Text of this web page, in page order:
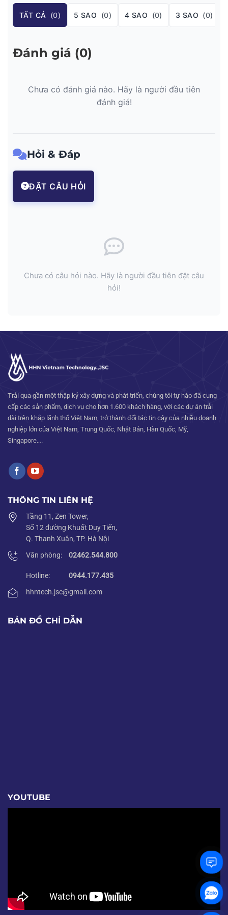
Vùng phủ sóng: 75±15/60±15 độ (Theo phương ngang)
và 73/60 độ (Theo phương dọc)
Chỉ số nhiễu PIM IM3 thấp
Trở Kháng 50Ω
Hình ảnh Ăng-ten bảng định hướng treo tường trong nhà 698-
Thông số kỹ thuật môi trường của Ăng-ten bảng
định hướng treo tường trong nhà 698-2700MHz
Nhiệt Độ Hoạt Động: -40 Đến +60℃
Độ Ẩm Tương Đối: 5 Đến 95%
Hình ảnh Ăng-ten bảng định hướng treo tường trong nhà 698-
2700MHz
tường trong nhà 698-2700MHz
Kích Thước: 165x155x50mm
Trọng Lượng: 0,4Kg
Hình ảnh Ăng-ten bảng định hướng treo tường trong nhà 698-
TẤT CẢ (0) 5 SAO (0) 4 SAO (0) 3 SAO (0)
Đánh giá (0)
Chưa có đánh giá nào. Hãy là người đầu tiên
đánh giá!
Hỏi & Đáp
ĐẶT CÂU HỎI
Chưa có câu hỏi nào. Hãy là người đầu tiên đặt câu
hỏi!
Trải qua gần một thập kỷ xây dựng và phát triển, chúng tôi tự hào đã cung
cấp các sản phẩm, dịch vụ cho hơn 1.600 khách hàng, với các dự án trải
dài trên khắp lãnh thổ Việt Nam, trở thành đối tác tin cậy của nhiều doanh
nghiệp lớn của Việt Nam, Trung Quốc, Nhật Bản, Hàn Quốc, Mỹ,
Singapore….
THÔNG TIN LIÊN HỆ
Tầng 11, Zen Tower,
Số 12 đường Khuất Duy Tiến,
Q. Thanh Xuân, TP. Hà Nội
Văn phòng:
02462.544.800
Hotline:
0944.177.435
hhntech.jsc@gmail.com
BẢN ĐỒ CHỈ DẪN
YOUTUBE